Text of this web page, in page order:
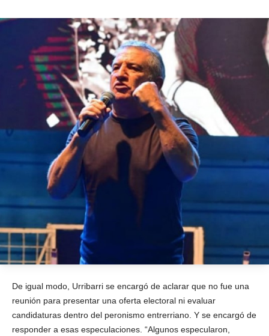
De igual modo, Urribarri se encargó de aclarar que no fue una
reunión para presentar una oferta electoral ni evaluar
candidaturas dentro del peronismo entrerriano. Y se encargó de
responder a esas especulaciones. “Algunos especularon,